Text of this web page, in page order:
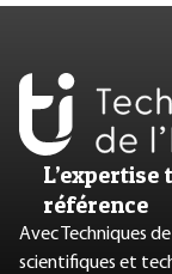
référence
Avec Techniques
scientifiques et